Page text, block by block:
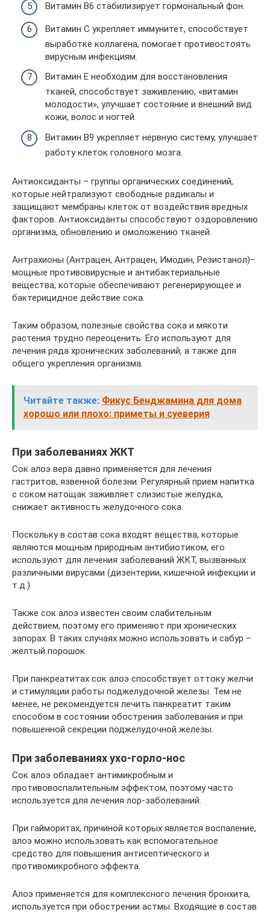
Витамин В6 стабилизирует гормональный фон.
Витамин С укрепляет иммунитет, способствует
выработке коллагена, помогает противостоять
вирусным инфекциям.
Витамин Е необходим для восстановления
тканей, способствует заживлению, «витамин
молодости», улучшает состояние и внешний вид
кожи, волос и ногтей.
Витамин В9 укрепляет нервную систему, улучшает
работу клеток головного мозга.
Антиоксиданты – группы органических соединений,
которые нейтрализуют свободные радикалы и
защищают мембраны клеток от воздействия вредных
факторов. Антиоксиданты способствуют оздоровлению
организма, обновлению и омоложению тканей.
Антрахионы (Антрацен, Антрацен, Имодин, Резистанол)–
мощные противовирусные и антибактериальные
вещества, которые обеспечивают регенерирующее и
бактерицидное действие сока.
Таким образом, полезные свойства сока и мякоти
растения трудно переоценить. Его используют для
лечения ряда хронических заболеваний, а также для
общего укрепления организма.
Читайте также: Фикус Бенджамина для дома
хорошо или плохо: приметы и суеверия
При заболеваниях ЖКТ
Сок алоэ вера давно применяется для лечения
гастритов, язвенной болезни. Регулярный прием напитка
с соком натощак заживляет слизистые желудка,
снижает активность желудочного сока.
Поскольку в состав сока входят вещества, которые
являются мощным природным антибиотиком, его
используют для лечения заболеваний ЖКТ, вызванных
различными вирусами (дизентерии, кишечной инфекции и
т.д.)
Также сок алоэ известен своим слабительным
действием, поэтому его применяют при хронических
запорах. В таких случаях можно использовать и сабур –
желтый порошок.
При панкреатитах сок алоэ способствует оттоку желчи
и стимуляции работы поджелудочной железы. Тем не
менее, не рекомендуется лечить панкреатит таким
способом в состоянии обострения заболевания и при
повышенной секреции поджелудочной железы.
При заболеваниях ухо-горло-нос
Сок алоэ обладает антимикробным и
противовоспалительным эффектом, поэтому часто
используется для лечения лор-заболеваний.
При гайморитах, причиной которых является воспаление,
алоэ можно использовать как вспомогательное
средство для повышения антисептического и
противомикробного эффекта.
Алоэ применяется для комплексного лечения бронхита,
используется при обострении астмы. Входящие в состав